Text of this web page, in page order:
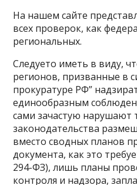
На нашем сайте
всех проверок, как
региональных.
Следуето иметь в виду,
регионов, призванные в
прокуратуре РФ”
единообразным
сами зачастую нарушают
законодательства
вместо сводных планов
документа, как это
294-ФЗ), лишь планы
контроля и надзора,